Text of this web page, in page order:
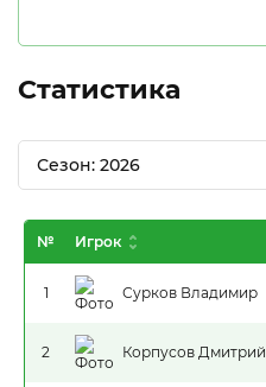
Статистика
Сезон: 2026
№ Игрок
1 Сурков Владимир
2 Корпусов Дмитрий